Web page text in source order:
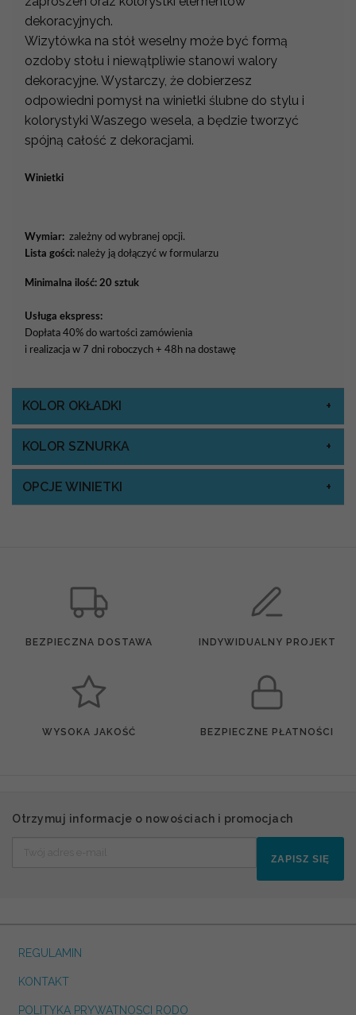
dekoracyjnych.
Wizytówka na stół weselny może być formą
ozdoby stołu i niewątpliwie stanowi walory
dekoracyjne. Wystarczy, że dobierzesz
odpowiedni pomysł na winietki ślubne do stylu i
kolorystyki Waszego wesela, a będzie tworzyć
spójną całość z dekoracjami.
Winietki
Wymiar: zależny od wybranej opcji.
Lista gości: należy ją dołączyć w formularzu
Minimalna ilość: 20 sztuk
Usługa ekspress:
Dopłata 40% do wartości zamówienia
i realizacja w 7 dni roboczych + 48h na dostawę
KOLOR OKŁADKI
KOLOR SZNURKA
OPCJE WINIETKI
BEZPIECZNA DOSTAWA INDYWIDUALNY PROJEKT
WYSOKA JAKOŚĆ BEZPIECZNE PŁATNOŚCI
Otrzymuj informacje o nowościach i promocjach
ZAPISZ SIĘ
REGULAMIN
KONTAKT
POLITYKA PRYWATNOSCI RODO